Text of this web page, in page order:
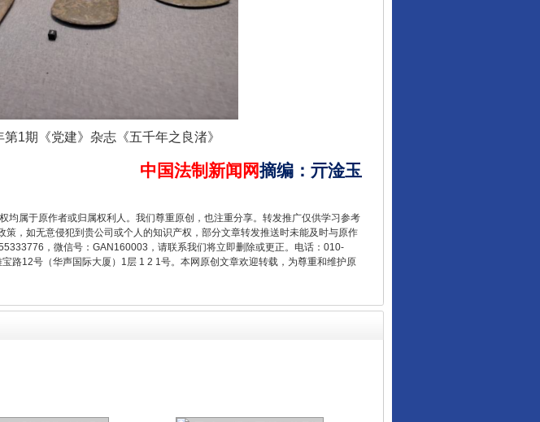
1期《党建》杂志《五千年之良渚》
中国法制新闻网摘编 ： 亓淦玉
均属于原作者或归属权利人。我们尊重原创，也注重分享。转发推广仅供学习参考
，如无意侵犯到贵公司或个人的知识产权，部分文章转发推送时未能及时与原作
，微信号：GAN160003，请联系我们将立即删除或更正。电话：010-
路12号（华声国际大厦）1层 1 2 1号。本网原创文章欢迎转载，为尊重和维护原